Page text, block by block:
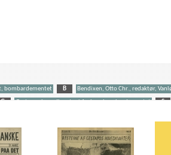
bombardementet B
Bendixen, Otto Chr., redaktør,
G Gestapos hovedkvarter i Aarhus, bombardementet S
Aarhus Universitet Amerika Andersen, bankbud, Kbh.
fru Buchenwald C Casino, biograf, Kbh.